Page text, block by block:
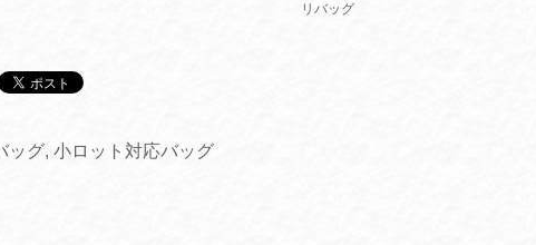
リバッグ
ッグ, 小ロット対応バッグ